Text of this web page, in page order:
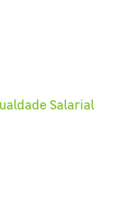
Salarial